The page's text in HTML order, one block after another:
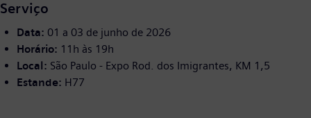
Serviço
Data: 01 a 03 de junho de 2026
Horário: 11h às 19h
Local: São Paulo - Expo Rod. dos Imigrantes, KM 1,5
Estande: H77